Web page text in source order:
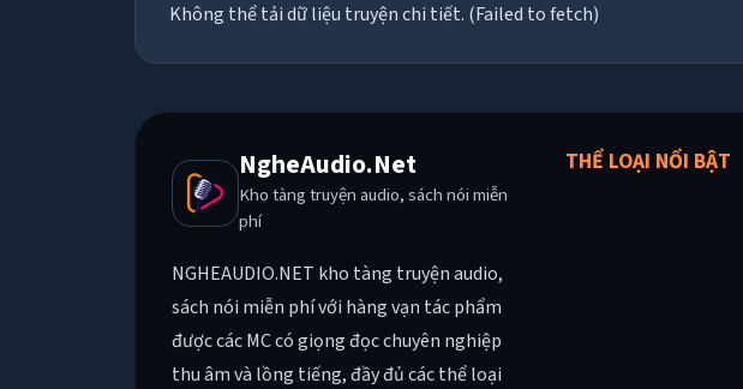
Không thể tải dữ liệu truyện chi tiết. (Failed to fetch)
NgheAudio.Net
Kho tàng truyện audio, sách nói miễn
phí
NGHEAUDIO.NET kho tàng truyện audio,
sách nói miễn phí với hàng vạn tác phẩm
được các MC có giọng đọc chuyên nghiệp
thu âm và lồng tiếng, đầy đủ các thể loại
THỂ LOẠI NỔI BẬT